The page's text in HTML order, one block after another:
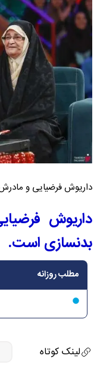
داریوش فرضیایی و
داریوش
بدنسازی است.
مطلب روزانه
لینک کوتاه